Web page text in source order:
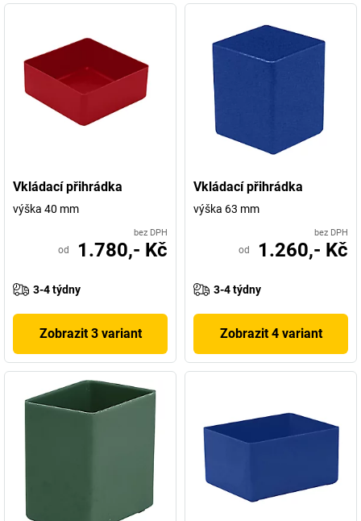
Vkládací přihrádka
výška 40 mm
bez DPH
od 1.780,- Kč
3-4 týdny
Zobrazit 3 variant
Vkládací přihrádka
výška 63 mm
bez DPH
od 1.260,- Kč
3-4 týdny
Zobrazit 4 variant